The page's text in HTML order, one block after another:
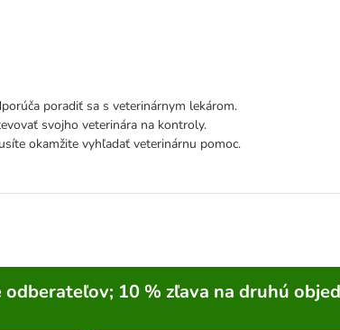
poradiť sa s veterinárnym lekárom.
svojho veterinára na kontroly.
okamžite vyhľadať veterinárnu pomoc.
10 % zľava na druhú